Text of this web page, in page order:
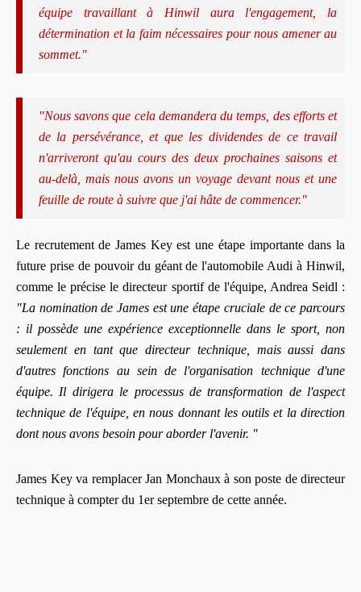
équipe travaillant à Hinwil aura l'engagement, la
détermination et la faim nécessaires pour nous amener au
sommet."
"Nous savons que cela demandera du temps, des efforts et
de la persévérance, et que les dividendes de ce travail
n'arriveront qu'au cours des deux prochaines saisons et
au-delà, mais nous avons un voyage devant nous et une
feuille de route à suivre que j'ai hâte de commencer."
Le recrutement de James Key est une étape importante dans la
future prise de pouvoir du géant de l'automobile Audi à Hinwil,
comme le précise le directeur sportif de l'équipe, Andrea Seidl :
"La nomination de James est une étape cruciale de ce parcours
: il possède une expérience exceptionnelle dans le sport, non
seulement en tant que directeur technique, mais aussi dans
d'autres fonctions au sein de l'organisation technique d'une
équipe.Il dirigera le processus de transformation de l'aspect
technique de l'équipe, en nous donnant les outils et la direction
dont nous avons besoin pour aborder l'avenir. "
James Key va remplacer Jan Monchaux à son poste de directeur
technique à compter du 1er septembre de cette année.